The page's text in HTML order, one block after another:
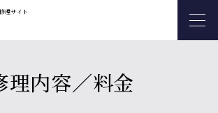
理サイト
理内容／料金